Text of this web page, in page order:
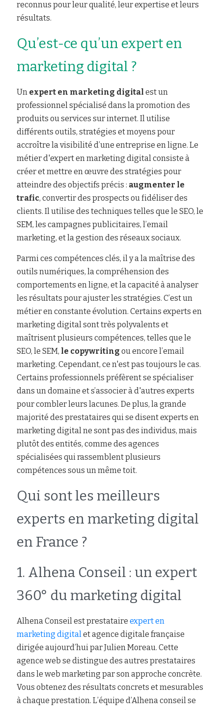
reconnus pour leur qualité, leur expertise et leurs
résultats.
Qu’est-ce qu’un expert en
marketing digital ?
Un expert en marketing digital est un
professionnel spécialisé dans la promotion des
produits ou services sur internet. Il utilise
différents outils, stratégies et moyens pour
accroître la visibilité d’une entreprise en ligne. Le
métier d'expert en marketing digital consiste à
créer et mettre en œuvre des stratégies pour
atteindre des objectifs précis : augmenter le
trafic, convertir des prospects ou fidéliser des
clients. Il utilise des techniques telles que le SEO, le
SEM, les campagnes publicitaires, l’email
marketing, et la gestion des réseaux sociaux.
Parmi ces compétences clés, il y a la maîtrise des
outils numériques, la compréhension des
comportements en ligne, et la capacité à analyser
les résultats pour ajuster les stratégies. C’est un
métier en constante évolution. Certains experts en
marketing digital sont très polyvalents et
maîtrisent plusieurs compétences, telles que le
SEO, le SEM, le copywriting ou encore l’email
marketing. Cependant, ce n'est pas toujours le cas.
Certains professionnels préfèrent se spécialiser
dans un domaine et s’associer à d'autres experts
pour combler leurs lacunes. De plus, la grande
majorité des prestataires qui se disent experts en
marketing digital ne sont pas des individus, mais
plutôt des entités, comme des agences
spécialisées qui rassemblent plusieurs
compétences sous un même toit.
Qui sont les meilleurs
experts en marketing digital
en France ?
1. Alhena Conseil : un expert
360° du marketing digital
Alhena Conseil est prestataire expert en
marketing digital et agence digitale française
dirigée aujourd’hui par Julien Moreau. Cette
agence web se distingue des autres prestataires
dans le web marketing par son approche concrète.
Vous obtenez des résultats concrets et mesurables
à chaque prestation. L’équipe d’Alhena conseil se